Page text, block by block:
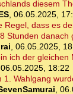
diesem
, 06.05.2025,
Regel, dass es
Stunden danach
, 06.05.2025,
ich der gleichen
06.05.2025, 18:22
1. Wahlgang
,